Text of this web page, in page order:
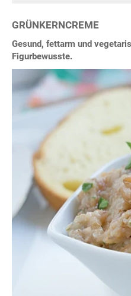
GRÜNKERNCREME
Gesund, fettarm und
Figurbewusste.